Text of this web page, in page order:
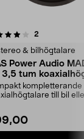
2
& bilhögtalare
Power Audio
3,5 tum
kompletterande
till bil
0.0 av 5 stjärnor